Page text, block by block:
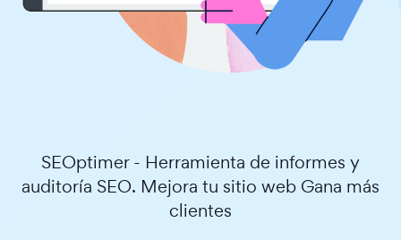
SEOptimer - Herramienta de informes y
auditoría SEO. Mejora tu sitio web Gana más
clientes